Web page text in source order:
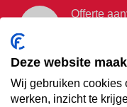
Offerte
€35,-
Deze website
Wij gebruiken cookies
werken, inzicht te